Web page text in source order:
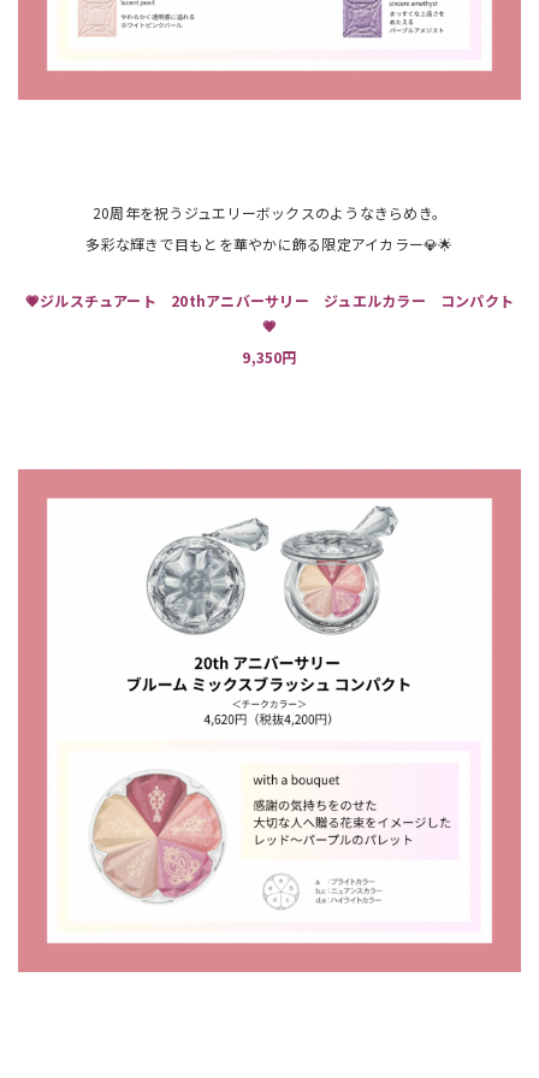
20周年を祝うジュエリーボックスのようなきらめき。
多彩な輝きで目もとを華やかに飾る限定アイカラー💎🌟
💗ジルスチュアート 20thアニバーサリー ジュエルカラー コンパクト
💗
9,350円